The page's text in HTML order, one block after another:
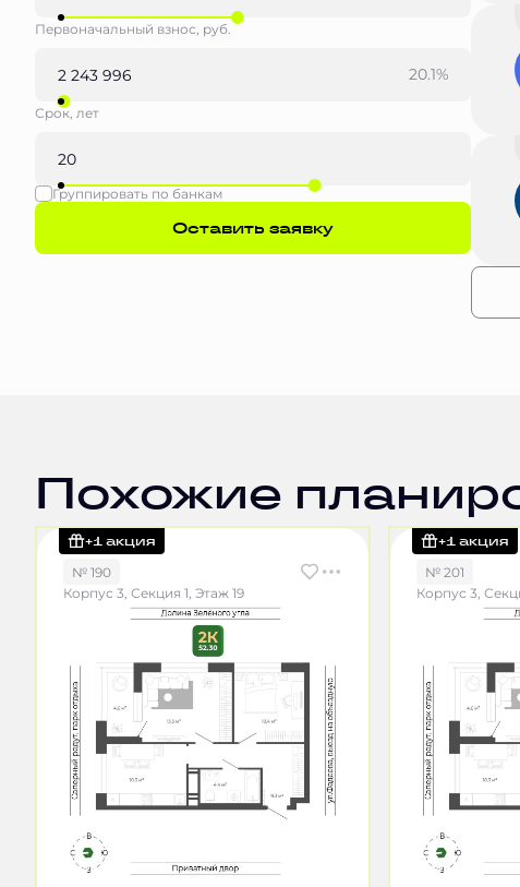
Первоначальный взнос, руб.
20.1%
Срок, лет
Группировать по банкам
Оставить заявку
Похожие
+1 акция
№ 190
Корпус 3, Секция 1, Этаж 19
+1 акция
№ 201
Корпус 3,